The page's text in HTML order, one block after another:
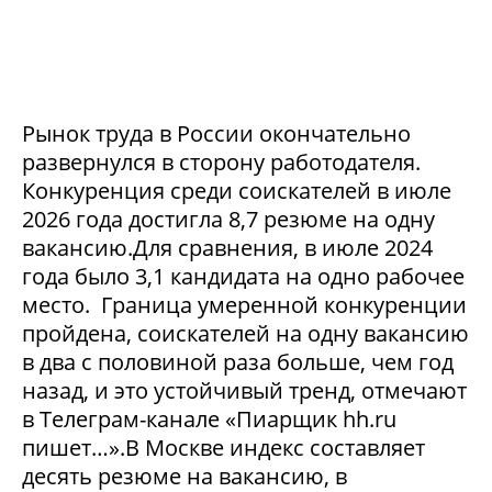
Рынок труда в России окончательно
развернулся в сторону работодателя.
Конкуренция среди соискателей в июле
2026 года достигла 8,7 резюме на одну
вакансию.Для сравнения, в июле 2024
года было 3,1 кандидата на одно рабочее
место. Граница умеренной конкуренции
пройдена, соискателей на одну вакансию
в два с половиной раза больше, чем год
назад, и это устойчивый тренд, отмечают
в Телеграм-канале «Пиарщик hh.ru
пишет…».В Москве индекс составляет
десять резюме на вакансию, в